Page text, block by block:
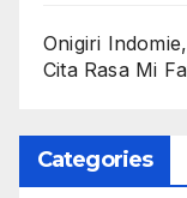
Onigiri
Cita Rasa Mi
Categories